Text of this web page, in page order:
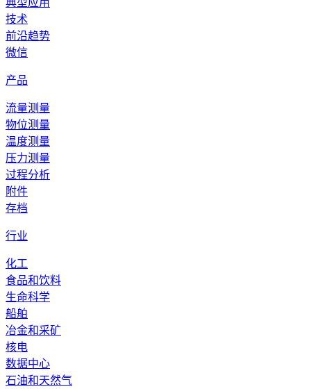
技术
前沿趋势
微信
产品
流量测量
物位测量
温度测量
压力测量
过程分析
附件
存档
行业
化工
食品和饮料
生命科学
船舶
冶金和采矿
核电
数据中心
石油和天然气